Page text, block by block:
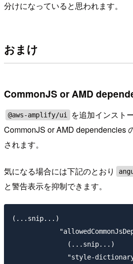
分けになっていると思われます。
おまけ
CommonJS or AMD
@aws-amplify/ui
を追加インスト
CommonJS or AMD dependencies
されます。
気になる場合には下記のとおり
と警告表示を抑制できます。
(...snip...)
              (...snip...)
"style-